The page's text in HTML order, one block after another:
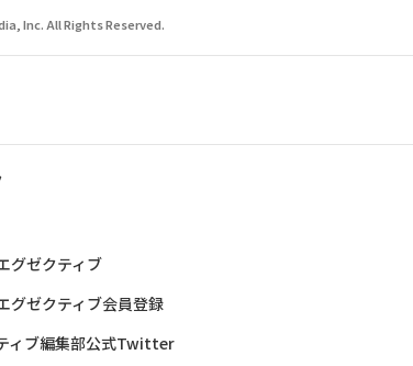
Inc. All Rights Reserved.
グゼクティブ
グゼクティブ会員登録
ィブ編集部公式Twitter